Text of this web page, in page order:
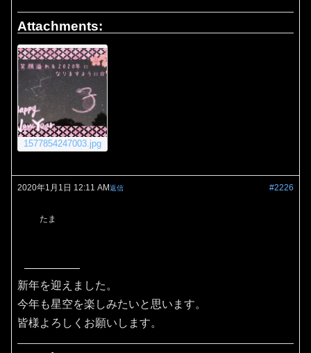
Attachments:
1577854247003.jpg
2020年1月1日 12:11 AM #2226
返信
たま
新年を迎えました。
今年も星空を楽しみたいと思います。
皆様よろしくお願いします。